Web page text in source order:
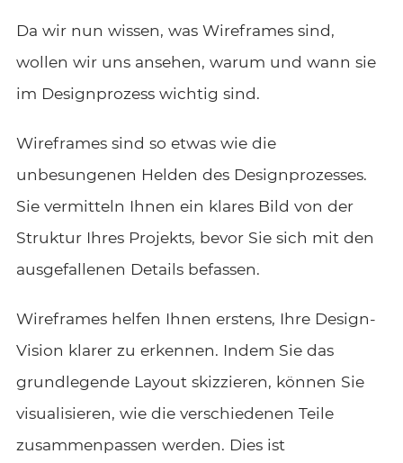
Da wir nun wissen, was Wireframes sind,
wollen wir uns ansehen, warum und wann sie
im Designprozess wichtig sind.
Wireframes sind so etwas wie die
unbesungenen Helden des Designprozesses.
Sie vermitteln Ihnen ein klares Bild von der
Struktur Ihres Projekts, bevor Sie sich mit den
ausgefallenen Details befassen.
Wireframes helfen Ihnen erstens, Ihre Design-
Vision klarer zu erkennen. Indem Sie das
grundlegende Layout skizzieren, können Sie
visualisieren, wie die verschiedenen Teile
zusammenpassen werden. Dies ist